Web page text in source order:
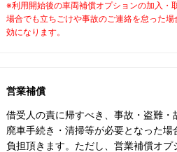
※利用開始後の車両補償オプションの加入・
場合でも立ちごけや事故のご連絡を怠った
効になります。
営業補償
借受人の責に帰すべき、事故・盗難
廃車手続き・清掃等が必要となった
負担頂きます。ただし、営業補償オ